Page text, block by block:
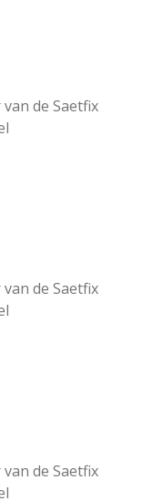
de Saetfix
de Saetfix
de Saetfix